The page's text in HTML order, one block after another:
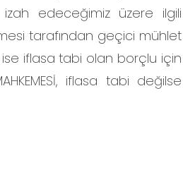
edeceğimiz üzere ilgili
tarafından geçici mühlet
ise iflasa tabi olan borçlu için
iflasa tabi değilse